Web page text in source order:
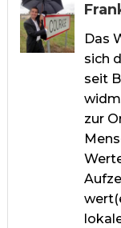
Das
sich
seit
zur